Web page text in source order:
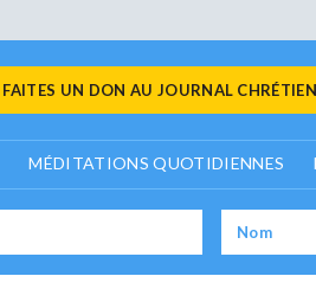
FAITES UN DON AU JOURNAL
MÉDITATIONS QUOTIDIENNES